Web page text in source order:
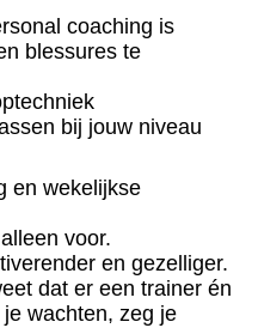
coaching is
blessures te
bij jouw niveau
en wekelijkse
voor.
en gezelliger.
dat er een trainer én
wachten, zeg je